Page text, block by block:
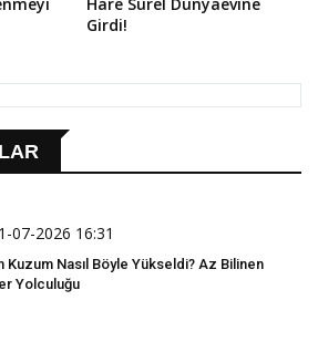
Girdi!
07-2026 16:31
Kuzum Nasıl Böyle Yükseldi? Az Bilinen
Yolculuğu